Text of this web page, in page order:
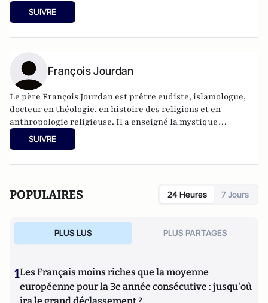
SUIVRE
François Jourdan
Le père François Jourdan est prêtre eudiste, islamologue,
docteur en théologie, en histoire des religions et en
anthropologie religieuse. Il a enseigné la mystique
islamique à l'Institut Pontifical d'Études Arabes et
islamiques de Rome (1994-1998), et l'islamologie pendant 15
SUIVRE
POPULAIRES 24 Heures 7 Jours
PLUS LUS PLUS PARTAGES
1Les Français moins riches que la moyenne
européenne pour la 3e année consécutive : jusqu'où